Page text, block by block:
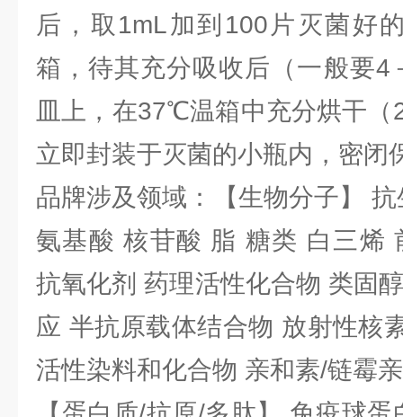
后，取1mL加到100片灭菌好
箱，待其充分吸收后（一般要4
皿上，在37℃温箱中充分烘干（
立即封装于灭菌的小瓶内，密闭
品牌涉及领域：【生物分子】
氨基酸 核苷酸 脂 糖类 白三烯
抗氧化剂 药理活性化合物 类固
应 半抗原载体结合物 放射性核
活性染料和化合物 亲和素/链霉